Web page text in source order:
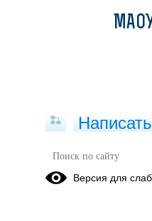
Фотоальбом
Версия для